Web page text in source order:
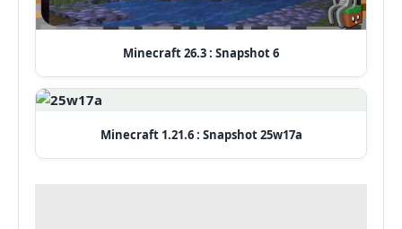
Minecraft 26.3 : Snapshot 6
Minecraft 1.21.6 : Snapshot 25w17a